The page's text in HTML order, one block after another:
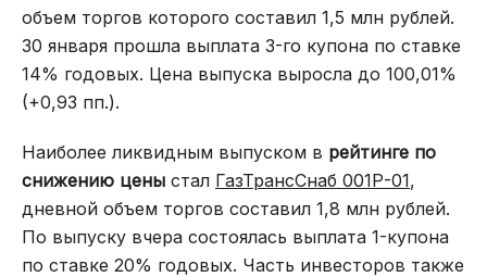
объем торгов которого составил 1,5 млн рублей.
30 января прошла выплата 3-го купона по ставке
14% годовых. Цена выпуска выросла до 100,01%
(+0,93 пп.).
Наиболее ликвидным выпуском в рейтинге по
снижению цены стал ГазТрансСнаб 001Р-01,
дневной объем торгов составил 1,8 млн рублей.
По выпуску вчера состоялась выплата 1-купона
по ставке 20% годовых. Часть инвесторов также